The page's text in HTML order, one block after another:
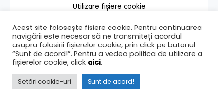
Utilizare fișiere cookie
Contact
Ultima modificare a paginii 18/05/2026
Acest site folosește fișiere cookie. Pentru continuarea
navigării este necesar să ne transmiteți acordul
asupra folosirii fișierelor cookie, prin click pe butonul
“Sunt de acord!”. Pentru a vedea politica de utilizare a
fișierelor cookie, click aici.
Setări cookie-uri Sunt de acord!